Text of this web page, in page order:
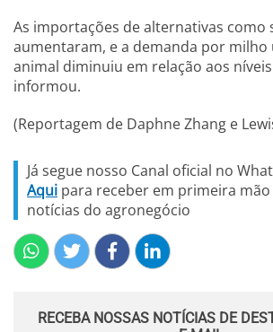
As importações de alternativas como
aumentaram, e a demanda por milho
animal diminuiu em relação aos
informou.
(Reportagem de Daphne Zhang e
Já segue nosso Canal oficial no
Aqui para receber em primeira
notícias do agronegócio
RECEBA NOSSAS NOTÍCIAS DE